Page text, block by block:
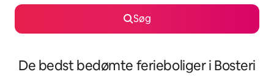
Søg
De bedst bedømte ferieboliger i Bosteri